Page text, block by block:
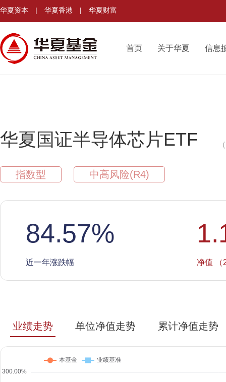
华夏资本 | 华夏香港 | 华夏财富
首页 关于华夏 信息
华夏国证半导体芯片ETF
指数型 中高风险(R4)
84.57%
近一年涨跌幅 净值 （
业绩走势 单位净值走势 累计净值走势